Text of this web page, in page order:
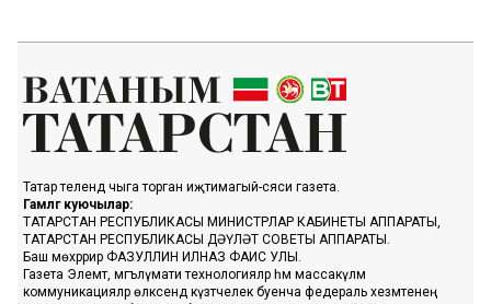
Татар телендә чыга торган иҗтимагый-сәяси газета.
Гамәлгә куючылар:
ТАТАРСТАН РЕСПУБЛИКАСЫ МИНИСТРЛАР КАБИНЕТЫ АППАРАТЫ,
ТАТАРСТАН РЕСПУБЛИКАСЫ ДӘҮЛӘТ СОВЕТЫ АППАРАТЫ.
Баш мөхәррир ФАЗУЛЛИН ИЛНАЗ ФАИС УЛЫ.
Газета Элемтә, мәгълүмати технологияләр һәм массакүләм
коммуникацияләр өлкәсендә күзәтчелек буенча федераль хезмәтенең